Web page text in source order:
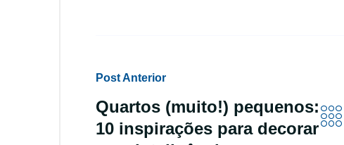
Post Anterior
Quartos (muito!) pequenos:
10 inspirações para decorar